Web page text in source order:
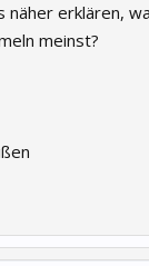
näher erklären,
meinst?